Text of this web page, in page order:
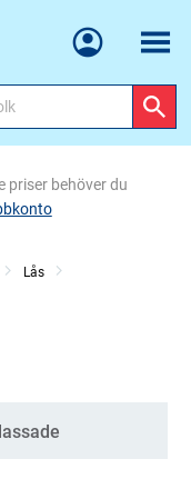
Meny
priser behöver du
Lås